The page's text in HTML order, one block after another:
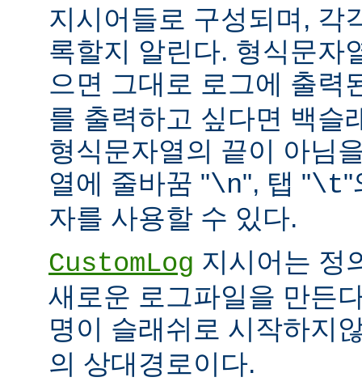
지시어들로 구성되며, 각
록할지 알린다. 형식문자
으면 그대로 로그에 출력
를 출력하고 싶다면 백슬
형식문자열의 끝이 아님
열에 줄바꿈 "\n", 탭 "\t"
자를 사용할 수 있다.
CustomLog 지시어는 정
새로운 로그파일을 만든
명이 슬래쉬로 시작하지
의 상대경로이다.